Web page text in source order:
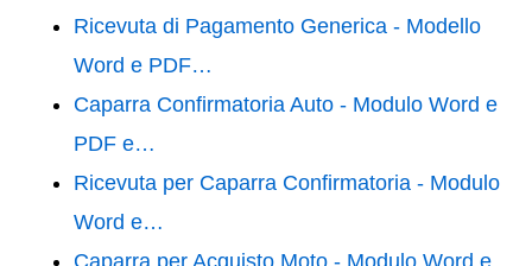
Ricevuta di Pagamento Generica - Modello
Word e PDF…
Caparra Confirmatoria Auto - Modulo Word e
PDF e…
Ricevuta per Caparra Confirmatoria - Modulo
Word e…
Caparra per Acquisto Moto - Modulo Word e